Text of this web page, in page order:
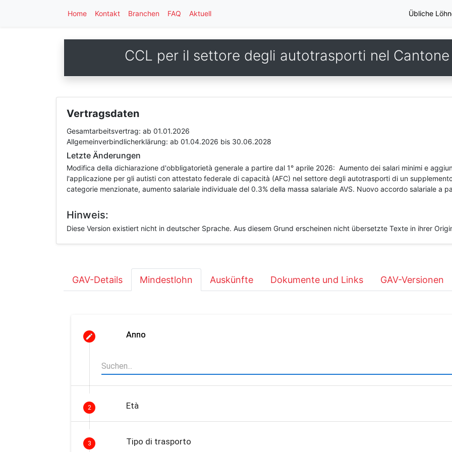
Home Kontakt Branchen FAQ Aktuell Übliche
CCL per il settore degli autotrasporti nel Cantone
Vertragsdaten
Gesamtarbeitsvertrag: ab 01.01.2026
Allgemeinverbindlicherklärung: ab 01.04.2026 bis 30.06.2028
Letzte Änderungen
Modifica della dichiarazione d'obbligatorietà generale a partire dal 1° aprile 2026: Aumento dei salari minimi e
l'applicazione per gli autisti con attestato federale di capacità (AFC) nel settore degli autotrasporti di un
categorie menzionate, aumento salariale individuale del 0.3% della massa salariale AVS. Nuovo accordo salariale a
Hinweis:
Diese Version existiert nicht in deutscher Sprache. Aus diesem Grund erscheinen nicht übersetzte Texte in ihrer
GAV-Details Mindestlohn Auskünfte Dokumente und Links GAV-Versionen
Anno
2 Età
3 Tipo di trasporto